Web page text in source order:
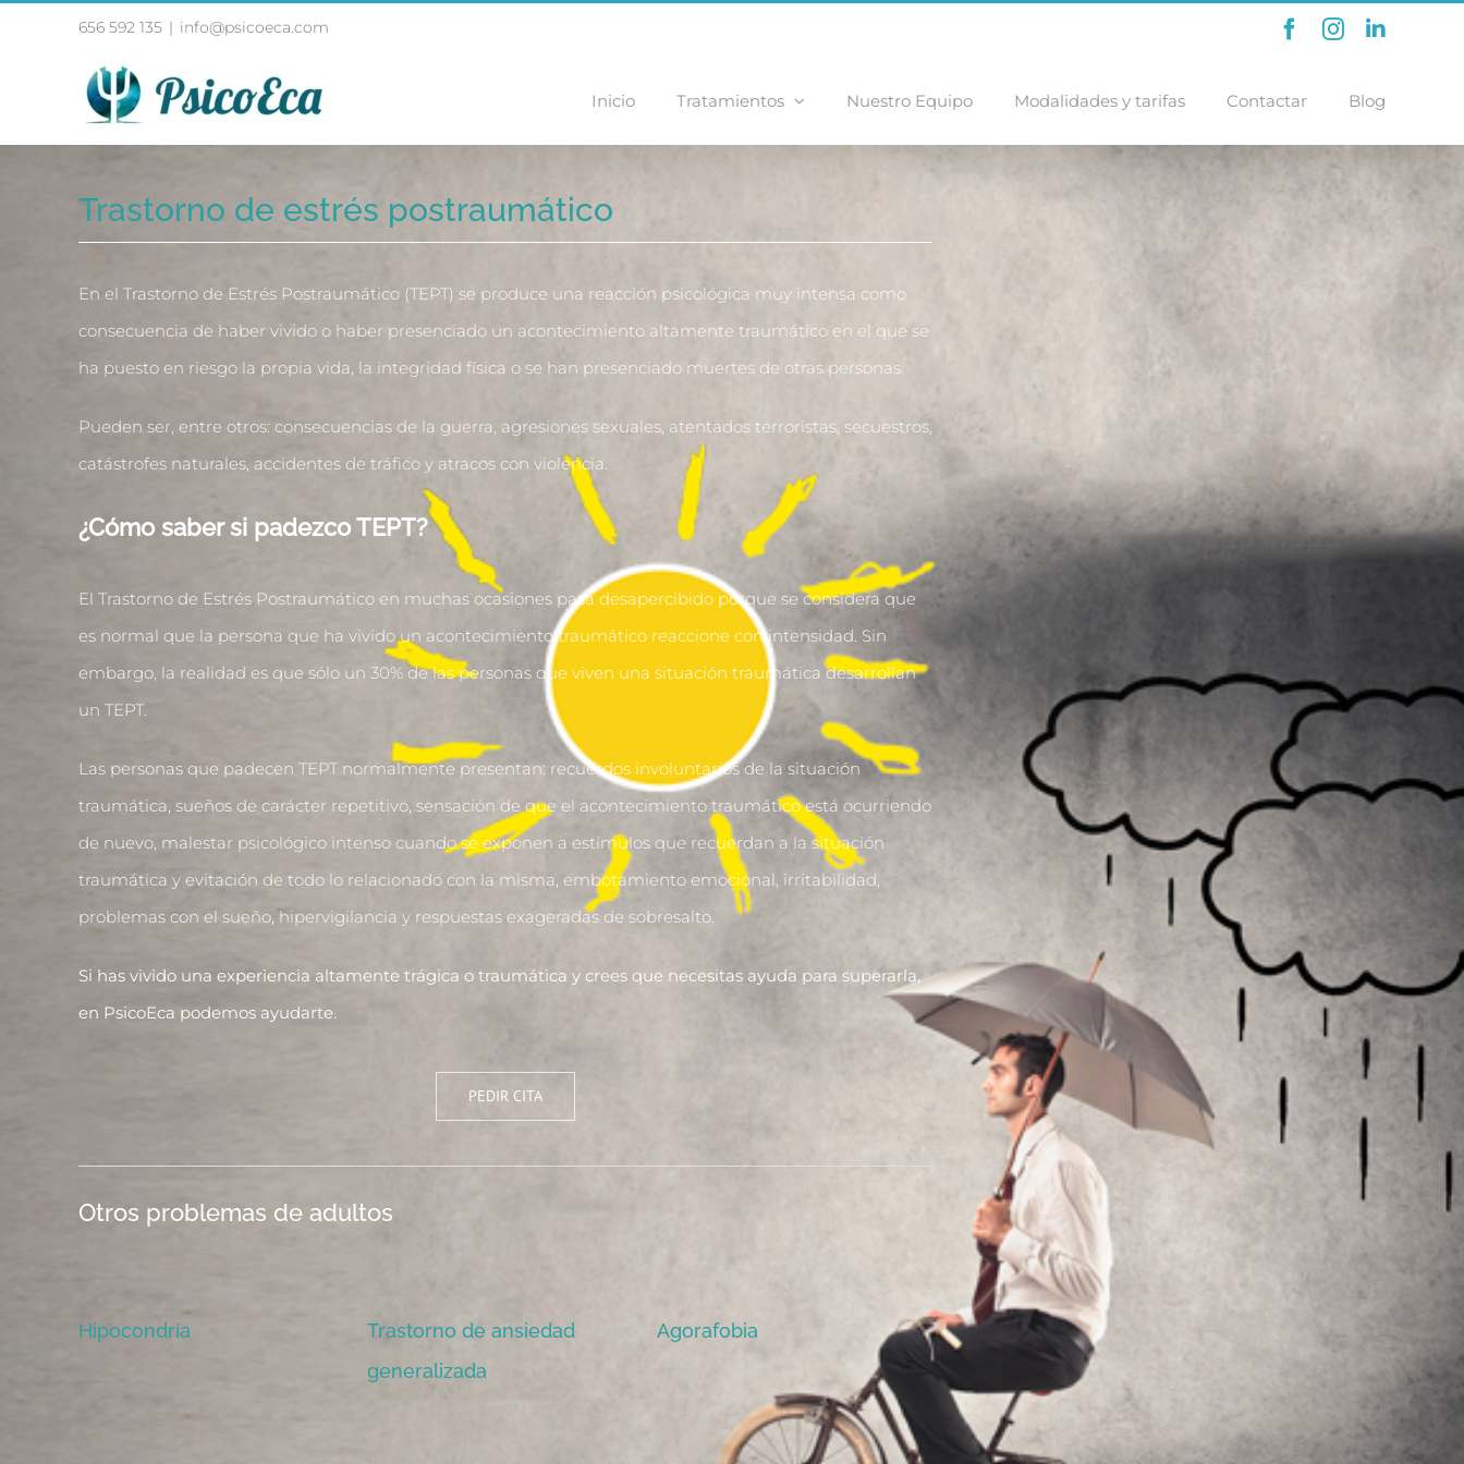
656 592 135 | info@psicoeca.com Facebook
InstagramLinkedIn
Inicio Tratamientos Nuestro Equipo Modalidades y tarifas Contactar Blog
Trastorno de estrés postraumático
En el Trastorno de Estrés Postraumático (TEPT) se produce una reacción psicológica muy intensa como
consecuencia de haber vivido o haber presenciado un acontecimiento altamente traumático en el que se
ha puesto en riesgo la propia vida, la integridad física o se han presenciado muertes de otras personas.
Pueden ser, entre otros: consecuencias de la guerra, agresiones sexuales, atentados terroristas, secuestros,
catástrofes naturales, accidentes de tráfico y atracos con violencia.
¿Cómo saber si padezco TEPT?
El Trastorno de Estrés Postraumático en muchas ocasiones pasa desapercibido porque se considera que
es normal que la persona que ha vivido un acontecimiento traumático reaccione con intensidad. Sin
embargo, la realidad es que sólo un 30% de las personas que viven una situación traumática desarrollan
un TEPT.
Las personas que padecen TEPT normalmente presentan: recuerdos involuntarios de la situación
traumática, sueños de carácter repetitivo, sensación de que el acontecimiento traumático está ocurriendo
de nuevo, malestar psicológico intenso cuando se exponen a estímulos que recuerdan a la situación
traumática y evitación de todo lo relacionado con la misma, embotamiento emocional, irritabilidad,
problemas con el sueño, hipervigilancia y respuestas exageradas de sobresalto.
Si has vivido una experiencia altamente trágica o traumática y crees que necesitas ayuda para superarla,
en PsicoEca podemos ayudarte.
PEDIR CITA
Otros problemas de adultos
Hipocondría
Trastorno de ansiedad
generalizada
Agorafobia Ansiedad Adicción a la tecnología